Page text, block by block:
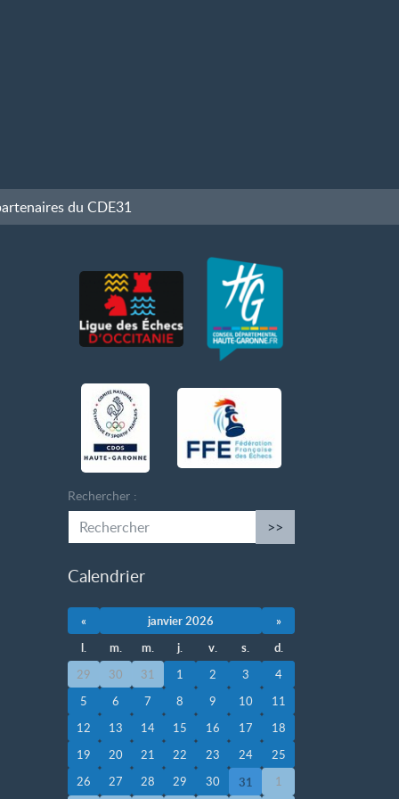
du CDE31
Rechercher :
>>
Calendrier
« janvier 2026
»
l.
m. m. j. v. s.
d.
29
30 31 1 2 3
4
5
6 7 8 9 10
11
12
13 14 15 16 17
18
19
20 21 22 23 24
25
26
27 28 29 30 31
1